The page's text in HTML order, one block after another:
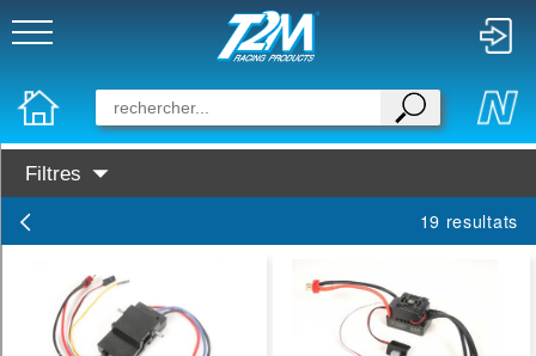
Filtres
Disponibilité :
En Stock
19 resultats